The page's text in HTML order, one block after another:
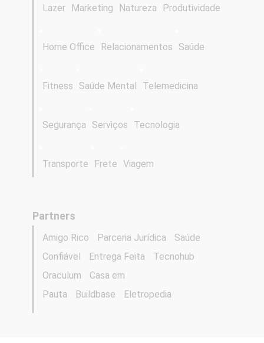
Lazer Marketing Natureza Produtividade
Home Office Relacionamentos Saúde
Fitness Saúde Mental Telemedicina
Segurança Serviços Tecnologia
Transporte Frete Viagem
Partners
Amigo Rico Parceria Jurídica
Saúde
Confiável
Entrega Feita
Tecnohub
Oraculum
Casa em
Pauta
Buildbase Eletropedia